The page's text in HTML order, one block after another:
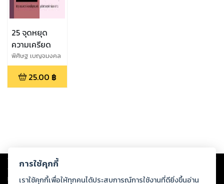
25 จุดหยุด
ความเครียด
พิศิษฐ เบญจมงคล
วารี โครงการฟื้นฟู
การนวดไทย มูลนิธิ
สาธารณสุขกับการ
25.00 ฿
Copyright © 2026
ต่อผลงานหรือเนื้อหาใดที่อัปโหลดผ่านเว็บไซต์และปรากฏว่าละเมิดสิทธิใน
ทรัพย์สินทางปัญญาของบุคคลอื่นหรือขัดต่อกฎหมายและศีลธรรม ดังนั้น ผู้อ่าน
การใช้คุกกี้
เราใช้คุกกี้เพื่อให้ทุกคนได้ประสบการณ์การใช้งานที่ดียิ่งขึ้นอ่าน